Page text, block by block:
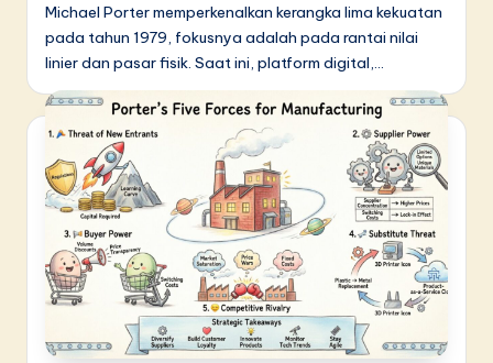
-
L
a
t
e
s
in
A
Michael Porter memperkenalkan kerangka lima kekuatan
pada tahun 1979, fokusnya adalah pada rantai nilai
linier dan pasar fisik. Saat ini, platform digital,…